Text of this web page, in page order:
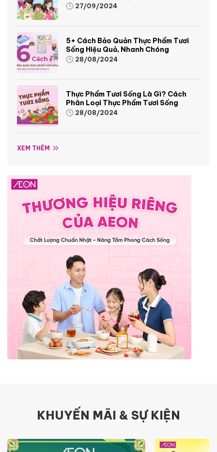
Sinh Động Và Thú Vị
27/09/2024
5+ Cách Bảo Quản Thực Phẩm Tươi
Sống Hiệu Quả, Nhanh Chóng
28/08/2024
Thực Phẩm Tươi Sống Là Gì? Cách
Phân Loại Thực Phẩm Tươi Sống
28/08/2024
XEM THÊM
KHUYẾN MÃI & SỰ KIỆN